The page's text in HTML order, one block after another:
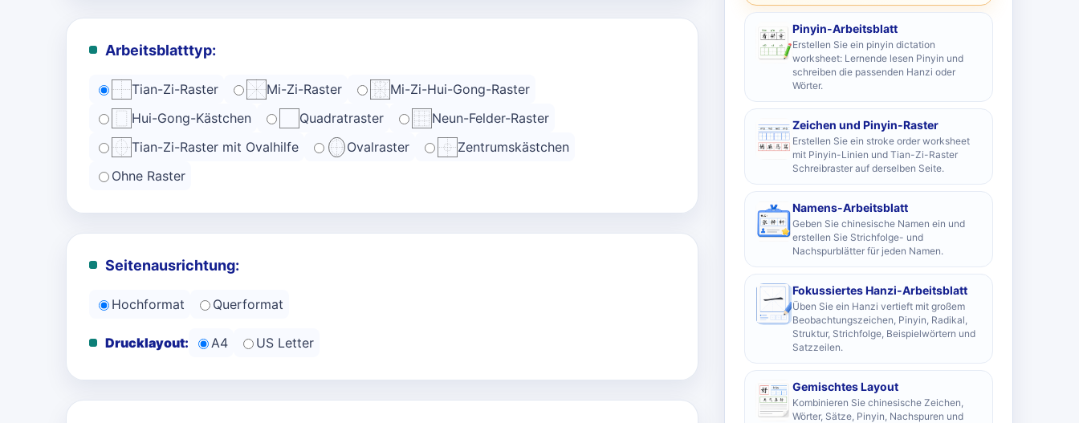
Arbeitsblatttyp:
Tian-Zi-Raster Mi-Zi-Raster
Mi-Zi-Hui-Gong-Raster
Hui-Gong-Kästchen
Quadratraster
Neun-Felder-Raster
Tian-Zi-Raster mit Ovalhilfe
Ovalraster
Zentrumskästchen
Ohne Raster
Seitenausrichtung:
Hochformat Querformat
Drucklayout: A4 US Letter
Pinyin-Arbeitsblatt
Erstellen Sie ein pinyin dictation
worksheet: Lernende lesen Pinyin und
schreiben die passenden Hanzi oder
Wörter.
Zeichen und Pinyin-Raster
Erstellen Sie ein stroke order worksheet
mit Pinyin-Linien und Tian-Zi-Raster
Schreibraster auf derselben Seite.
Namens-Arbeitsblatt
Geben Sie chinesische Namen ein und
erstellen Sie Strichfolge- und
Nachspurblätter für jeden Namen.
Fokussiertes Hanzi-Arbeitsblatt
Üben Sie ein Hanzi vertieft mit großem
Beobachtungszeichen, Pinyin, Radikal,
Struktur, Strichfolge, Beispielwörtern und
Satzzeilen.
Gemischtes Layout
Kombinieren Sie chinesische Zeichen,
Wörter, Sätze, Pinyin, Nachspuren und